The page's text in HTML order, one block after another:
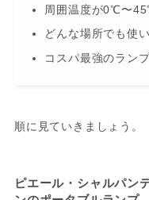
周囲温度が0℃〜
どんな場所でも使
コスパ最強のラン
順に見ていきましょう。
ピエール・シャルパン